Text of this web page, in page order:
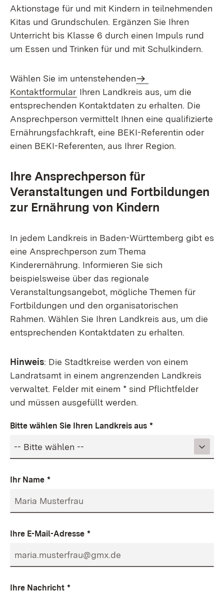
Aktionstage für und mit Kindern in teilnehmenden
Kitas und Grundschulen. Ergänzen Sie Ihren
Unterricht bis Klasse 6 durch einen Impuls rund
um Essen und Trinken für und mit Schulkindern.
Wählen Sie im untenstehenden
Kontaktformular Ihren Landkreis aus, um die
entsprechenden Kontaktdaten zu erhalten. Die
Ansprechperson vermittelt Ihnen eine qualifizierte
Ernährungsfachkraft, eine BEKI-Referentin oder
einen BEKI-Referenten, aus Ihrer Region.
Ihre Ansprechperson für
Veranstaltungen und Fortbildungen
zur Ernährung von Kindern
In jedem Landkreis in Baden-Württemberg gibt es
eine Ansprechperson zum Thema
Kinderernährung. Informieren Sie sich
beispielsweise über das regionale
Veranstaltungsangebot, mögliche Themen für
Fortbildungen und den organisatorischen
Rahmen. Wählen Sie Ihren Landkreis aus, um die
entsprechenden Kontaktdaten zu erhalten.
Hinweis: Die Stadtkreise werden von einem
Landratsamt in einem angrenzenden Landkreis
verwaltet. Felder mit einem * sind Pflichtfelder
und müssen ausgefüllt werden.
Bitte wählen Sie Ihren Landkreis aus *
Ihr Name *
Ihre E-Mail-Adresse *
Ihre Nachricht *